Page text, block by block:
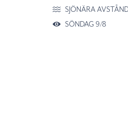
SJÖNÄRA
SÖNDAG 9/8